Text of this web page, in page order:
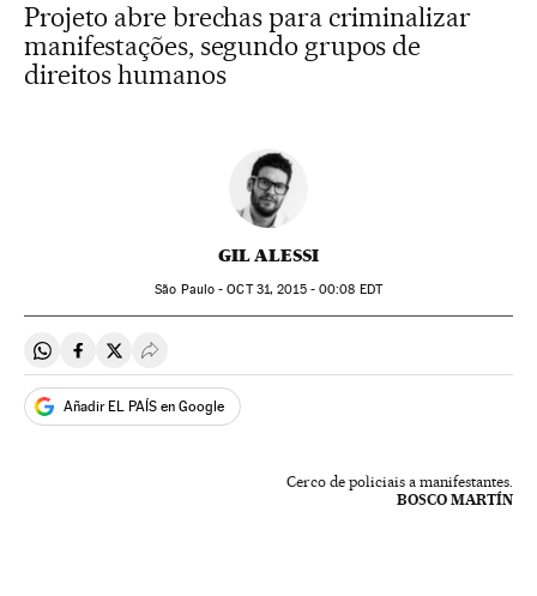
Projeto abre brechas para criminalizar
manifestações, segundo grupos de
direitos humanos
GIL ALESSI
São Paulo -OCT31, 2015 - 00:08 EDT
Compartir en Whatsapp
Compartir en Facebook
Compartir en Twitter
Desplegar Redes Sociales
Añadir EL PAÍS en Google
Cerco de policiais a manifestantes.
BOSCO MARTÍN